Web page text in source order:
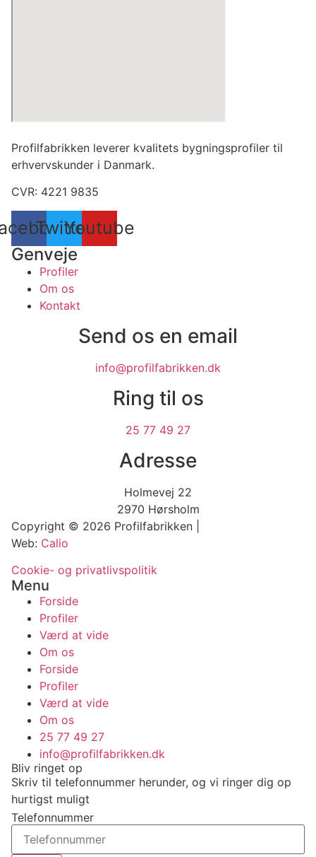
Profilfabrikken leverer kvalitets bygningsprofiler til
erhvervskunder i Danmark.
CVR: 4221 9835
TwitterYoutube
Genveje
Profiler
Om os
Kontakt
Send os en email
info@profilfabrikken.dk
Ring til os
25 77 49 27
Adresse
Holmevej 22
2970 Hørsholm
Copyright © 2026 Profilfabrikken |
Web: Calio
Cookie- og privatlivspolitik
Menu
Forside
Profiler
Værd at vide
Om os
Forside
Profiler
Værd at vide
Om os
25 77 49 27
info@profilfabrikken.dk
Bliv ringet op
Skriv til telefonnummer herunder, og vi ringer dig op
hurtigst muligt
Telefonnummer